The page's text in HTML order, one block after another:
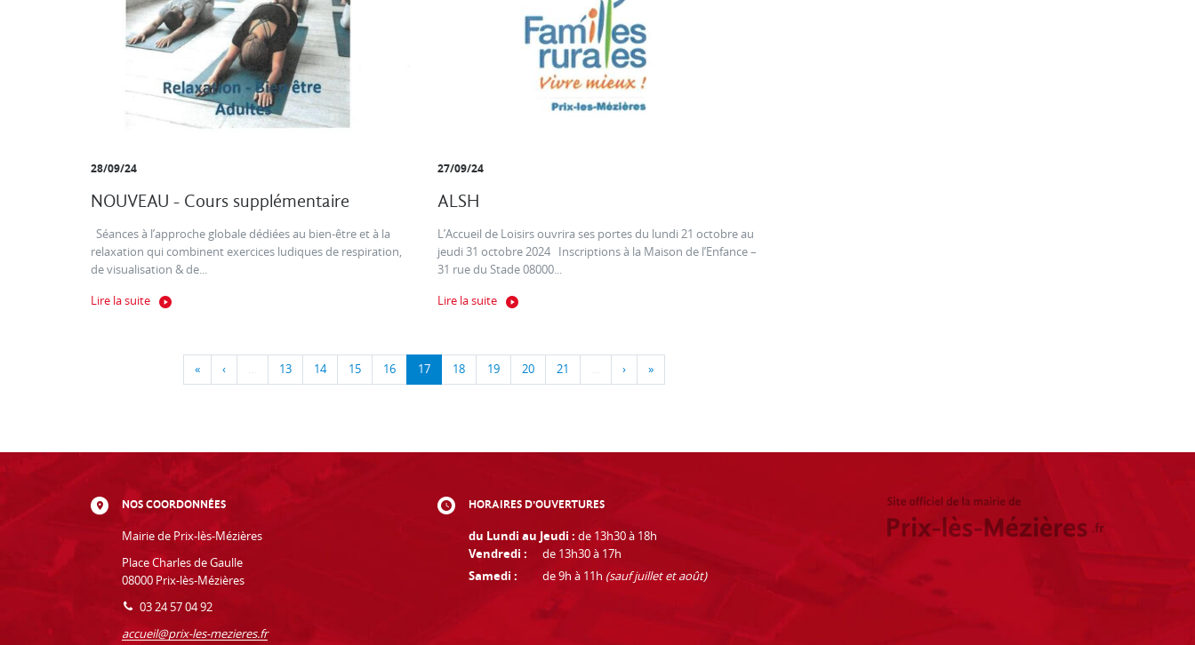
28/09/24
NOUVEAU - Cours supplémentaire
Séances à l’approche globale dédiées au bien-être et à la
relaxation qui combinent exercices ludiques de respiration,
de visualisation & de...
Lire la suite
27/09/24
ALSH
L’Accueil de Loisirs ouvrira ses portes du lundi 21 octobre au
jeudi 31 octobre 2024 Inscriptions à la Maison de l’Enfance –
31 rue du Stade 08000...
Lire la suite
« ‹ … 13 14 15 16 17 18 19 20 21 … › »
NOS COORDONNÉES
Mairie de Prix-lès-Mézières
Place Charles de Gaulle
08000 Prix-lès-Mézières
03 24 57 04 92
accueil@prix-les-mezieres.fr
HORAIRES D'OUVERTURES
du Lundi au Jeudi : de 13h30 à 18h
Vendredi :
de 13h30 à 17h
Samedi :
de 9h à 11h (sauf juillet et août)